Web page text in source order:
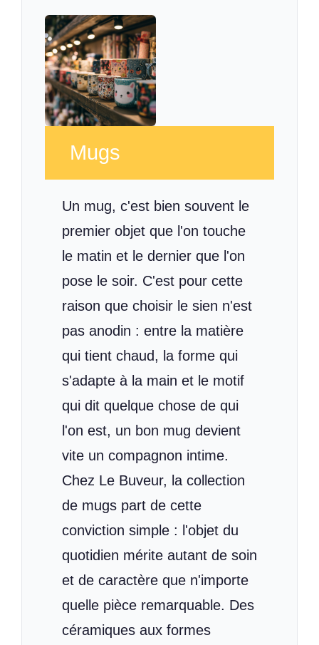
Mugs
Un mug, c'est bien souvent le
premier objet que l'on touche
le matin et le dernier que l'on
pose le soir. C'est pour cette
raison que choisir le sien n'est
pas anodin : entre la matière
qui tient chaud, la forme qui
s'adapte à la main et le motif
qui dit quelque chose de qui
l'on est, un bon mug devient
vite un compagnon intime.
Chez Le Buveur, la collection
de mugs part de cette
conviction simple : l'objet du
quotidien mérite autant de soin
et de caractère que n'importe
quelle pièce remarquable. Des
céramiques aux formes